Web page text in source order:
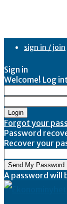
sign in / join
Sign in
Welcome! Log
Forgot your
Password
Recover your
A password will